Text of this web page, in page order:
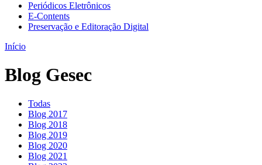
Periódicos Eletrônicos
E-Contents
Preservação e Editoração Digital
Início
Blog Gesec
Todas
Blog 2017
Blog 2018
Blog 2019
Blog 2020
Blog 2021